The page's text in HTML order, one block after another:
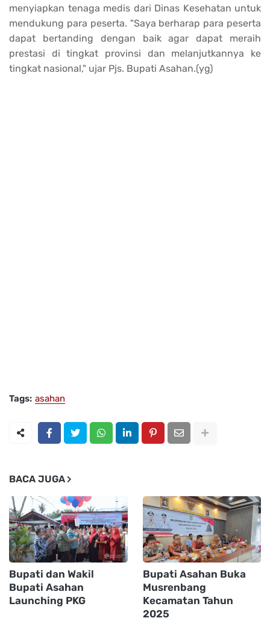
menyiapkan tenaga medis dari Dinas Kesehatan untuk
mendukung para peserta. "Saya berharap para peserta
dapat bertanding dengan baik agar dapat meraih
prestasi di tingkat provinsi dan melanjutkannya ke
tingkat nasional," ujar Pjs. Bupati Asahan.(yg)
Tags: asahan
BACA JUGA
Bupati dan Wakil
Bupati Asahan
Launching PKG
Bupati Asahan Buka
Musrenbang
Kecamatan Tahun
2025